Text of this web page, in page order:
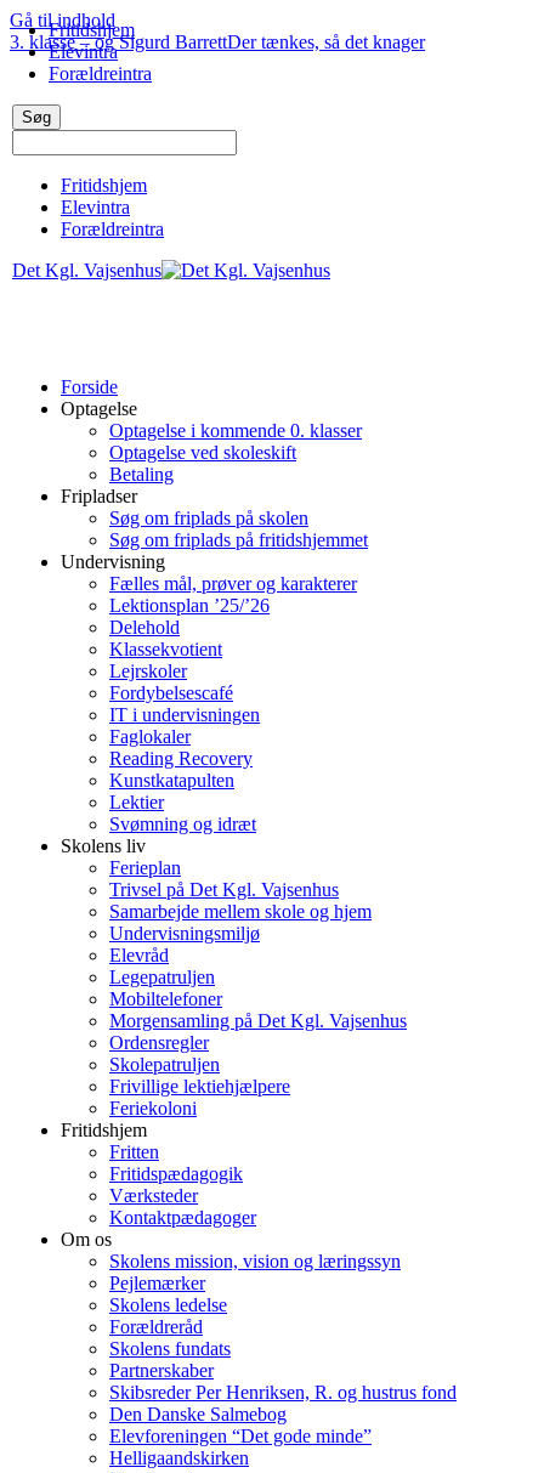
Gå til indhold
3. klasse – og Sigurd BarrettDer tænkes, så det knager
Fritidshjem
Elevintra
Forældreintra
Det Kgl. Vajsenhus
Forside
Optagelse
Optagelse i kommende 0. klasser
Optagelse ved skoleskift
Betaling
Fripladser
Søg om friplads på skolen
Søg om friplads på fritidshjemmet
Undervisning
Fælles mål, prøver og karakterer
Lektionsplan ’25/’26
Delehold
Klassekvotient
Lejrskoler
Fordybelsescafé
IT i undervisningen
Faglokaler
Reading Recovery
Kunstkatapulten
Lektier
Svømning og idræt
Skolens liv
Ferieplan
Trivsel på Det Kgl. Vajsenhus
Samarbejde mellem skole og hjem
Undervisningsmiljø
Elevråd
Legepatruljen
Mobiltelefoner
Morgensamling på Det Kgl. Vajsenhus
Ordensregler
Skolepatruljen
Frivillige lektiehjælpere
Feriekoloni
Fritidshjem
Fritten
Fritidspædagogik
Værksteder
Kontaktpædagoger
Om os
Skolens mission, vision og læringssyn
Pejlemærker
Skolens ledelse
Forældreråd
Skolens fundats
Partnerskaber
Skibsreder Per Henriksen, R. og hustrus fond
Den Danske Salmebog
Elevforeningen “Det gode minde”
Helligaandskirken
Fritidshjem
Elevintra
Forældreintra